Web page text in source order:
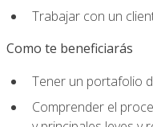
Trabajar con un
Como te beneficiarás
Tener un portafolio
Comprender el